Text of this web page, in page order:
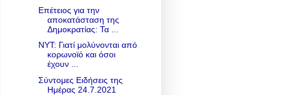
Επέτειος για την
αποκατάσταση της
Δημοκρατίας: Τα ...
ΝΥΤ: Γιατί μολύνονται από
κορωνοϊό και όσοι
έχουν ...
Σύντομες Ειδήσεις της
Ημέρας 24.7.2021